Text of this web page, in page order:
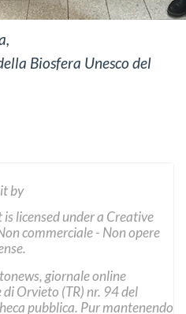
Biosfera Unesco del
by
is licensed under a Creative
commerciale - Non opere
.
giornale online
Orvieto (TR) nr. 94 del
pubblica. Pur mantenendo